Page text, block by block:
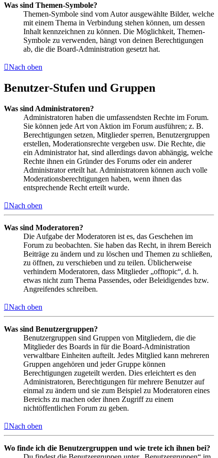
Was sind Themen-Symbole?
Themen-Symbole sind vom Autor ausgewählte Bilder, welche
mit einem Thema in Verbindung stehen können, um dessen
Inhalt kennzeichnen zu können. Die Möglichkeit, Themen-
Symbole zu verwenden, hängt von deinen Berechtigungen
ab, die die Board-Administration gesetzt hat.
Nach oben
Benutzer-Stufen und Gruppen
Was sind Administratoren?
Administratoren haben die umfassendsten Rechte im Forum.
Sie können jede Art von Aktion im Forum ausführen; z. B.
Berechtigungen setzen, Mitglieder sperren, Benutzergruppen
erstellen, Moderationsrechte vergeben usw. Die Rechte, die
ein Administrator hat, sind allerdings davon abhängig, welche
Rechte ihnen ein Gründer des Forums oder ein anderer
Administrator erteilt hat. Administratoren können auch volle
Moderationsberechtigungen haben, wenn ihnen das
entsprechende Recht erteilt wurde.
Nach oben
Was sind Moderatoren?
Die Aufgabe der Moderatoren ist es, das Geschehen im
Forum zu beobachten. Sie haben das Recht, in ihrem Bereich
Beiträge zu ändern und zu löschen und Themen zu schließen,
zu öffnen, zu verschieben und zu teilen. Üblicherweise
verhindern Moderatoren, dass Mitglieder „offtopic“, d. h.
etwas nicht zum Thema Passendes, oder Beleidigendes bzw.
Angreifendes schreiben.
Nach oben
Was sind Benutzergruppen?
Benutzergruppen sind Gruppen von Mitgliedern, die die
Mitglieder des Boards in für die Board-Administration
verwaltbare Einheiten aufteilt. Jedes Mitglied kann mehreren
Gruppen angehören und jeder Gruppe können
Berechtigungen zugeteilt werden. Dies erleichtert es den
Administratoren, Berechtigungen für mehrere Benutzer auf
einmal zu ändern und sie zum Beispiel zu Moderatoren eines
Bereichs zu machen oder ihnen Zugriff zu einem
nichtöffentlichen Forum zu geben.
Nach oben
Wo finde ich die Benutzergruppen und wie trete ich ihnen bei?